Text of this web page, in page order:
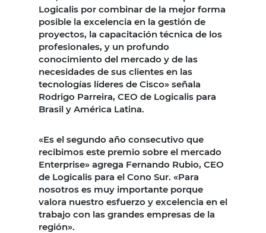
Logicalis por combinar de la mejor forma
posible la excelencia en la gestión de
proyectos, la capacitación técnica de los
profesionales, y un profundo
conocimiento del mercado y de las
necesidades de sus clientes en las
tecnologías líderes de Cisco» señala
Rodrigo Parreira, CEO de Logicalis para
Brasil y América Latina.
«Es el segundo año consecutivo que
recibimos este premio sobre el mercado
Enterprise» agrega Fernando Rubio, CEO
de Logicalis para el Cono Sur. «Para
nosotros es muy importante porque
valora nuestro esfuerzo y excelencia en el
trabajo con las grandes empresas de la
región».